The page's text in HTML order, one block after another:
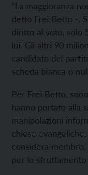
“La maggioranza
detto Frei Betto -.
diritto al voto, solo
lui. Gli altri 90
candidato del
scheda bianca o
Per Frei Betto,
hanno portato alla
manipolazioni
chiese
considera membro,
per lo